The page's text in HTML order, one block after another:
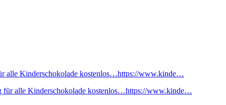
alle Kinderschokolade kostenlos…https://www.kinde…
für alle Kinderschokolade kostenlos…https://www.kinde…